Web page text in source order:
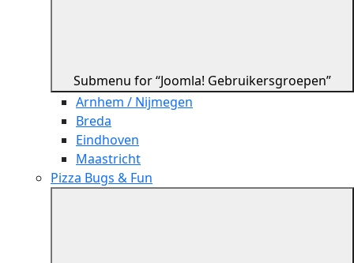
Submenu for “Joomla! Gebruikersgroepen”
Arnhem / Nijmegen
Breda
Eindhoven
Maastricht
Pizza Bugs & Fun